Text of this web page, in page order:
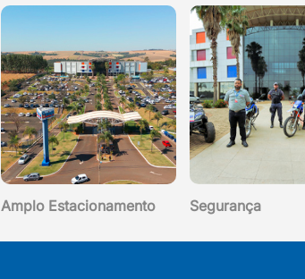
Amplo Estacionamento Segurança